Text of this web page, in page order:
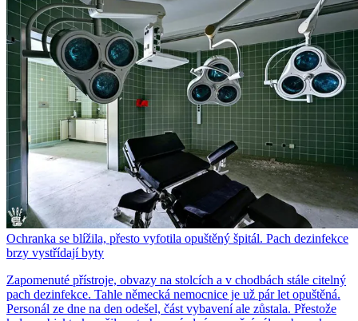
Ochranka se blížila, přesto vyfotila opuštěný špitál. Pach dezinfekce
brzy vystřídají byty
Zapomenuté přístroje, obvazy na stolcích a v chodbách stále citelný
pach dezinfekce. Tahle německá nemocnice je už pár let opuštěná.
Personál ze dne na den odešel, část vybavení ale zůstala. Přestože